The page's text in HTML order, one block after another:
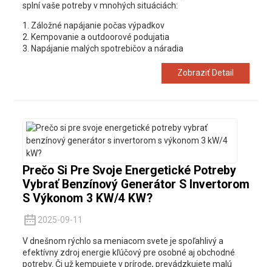
splní vaše potreby v mnohých situáciách:
1. Záložné napájanie počas výpadkov
2. Kempovanie a outdoorové podujatia
3. Napájanie malých spotrebičov a náradia
Zobraziť Detail
Prečo Si Pre Svoje Energetické Potreby
Vybrať Benzínový Generátor S Invertorom
S Výkonom 3 KW/4 KW?
2025-09-11
V dnešnom rýchlo sa meniacom svete je spoľahlivý a
efektívny zdroj energie kľúčový pre osobné aj obchodné
potreby. Či už kempujete v prírode, prevádzkujete malú